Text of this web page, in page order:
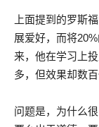
上面提到的罗斯
展爱好，而将
来，他在学习上
多，但效果却数
问题是，为什么